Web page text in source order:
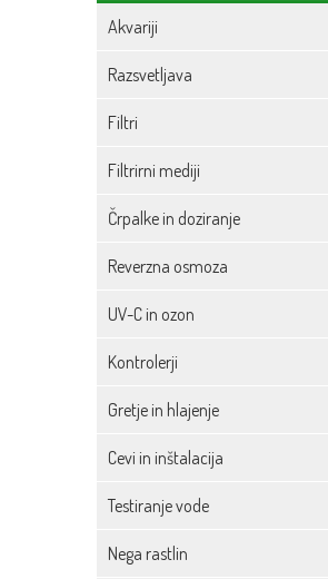
Akvariji
Razsvetljava
Filtri
Filtrirni mediji
Črpalke in doziranje
Reverzna osmoza
UV-C in ozon
Kontrolerji
Gretje in hlajenje
Cevi in inštalacija
Testiranje vode
Nega rastlin